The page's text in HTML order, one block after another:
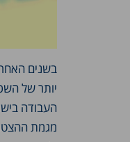
בשנים
יותר של
העבודה
מגמת